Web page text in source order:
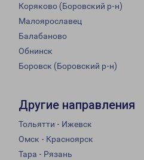
Коряково (Боровский р-н)
Малоярославец
Балабаново
Обнинск
Боровск (Боровский р-н)
Другие направления
Тольятти - Ижевск
Омск - Красноярск
Тара - Рязань